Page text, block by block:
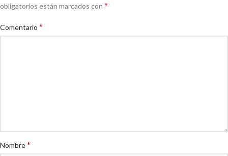
obligatorios están marcados con *
Comentario *
Nombre*